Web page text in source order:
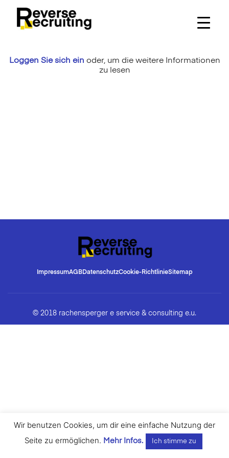
content
Loggen Sie sich ein oder, um die weitere Informationen
zu lesen
ImpressumAGBDatenschutzCookie-RichtlinieSitemap
© 2018 rachensperger e service & consulting e.u.
Wir benutzen Cookies, um dir eine einfache Nutzung der
Seite zu ermöglichen. Mehr Infos. Ich stimme zu